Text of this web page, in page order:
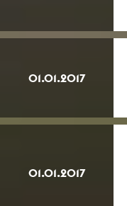
01.01.2017
01.01.2017